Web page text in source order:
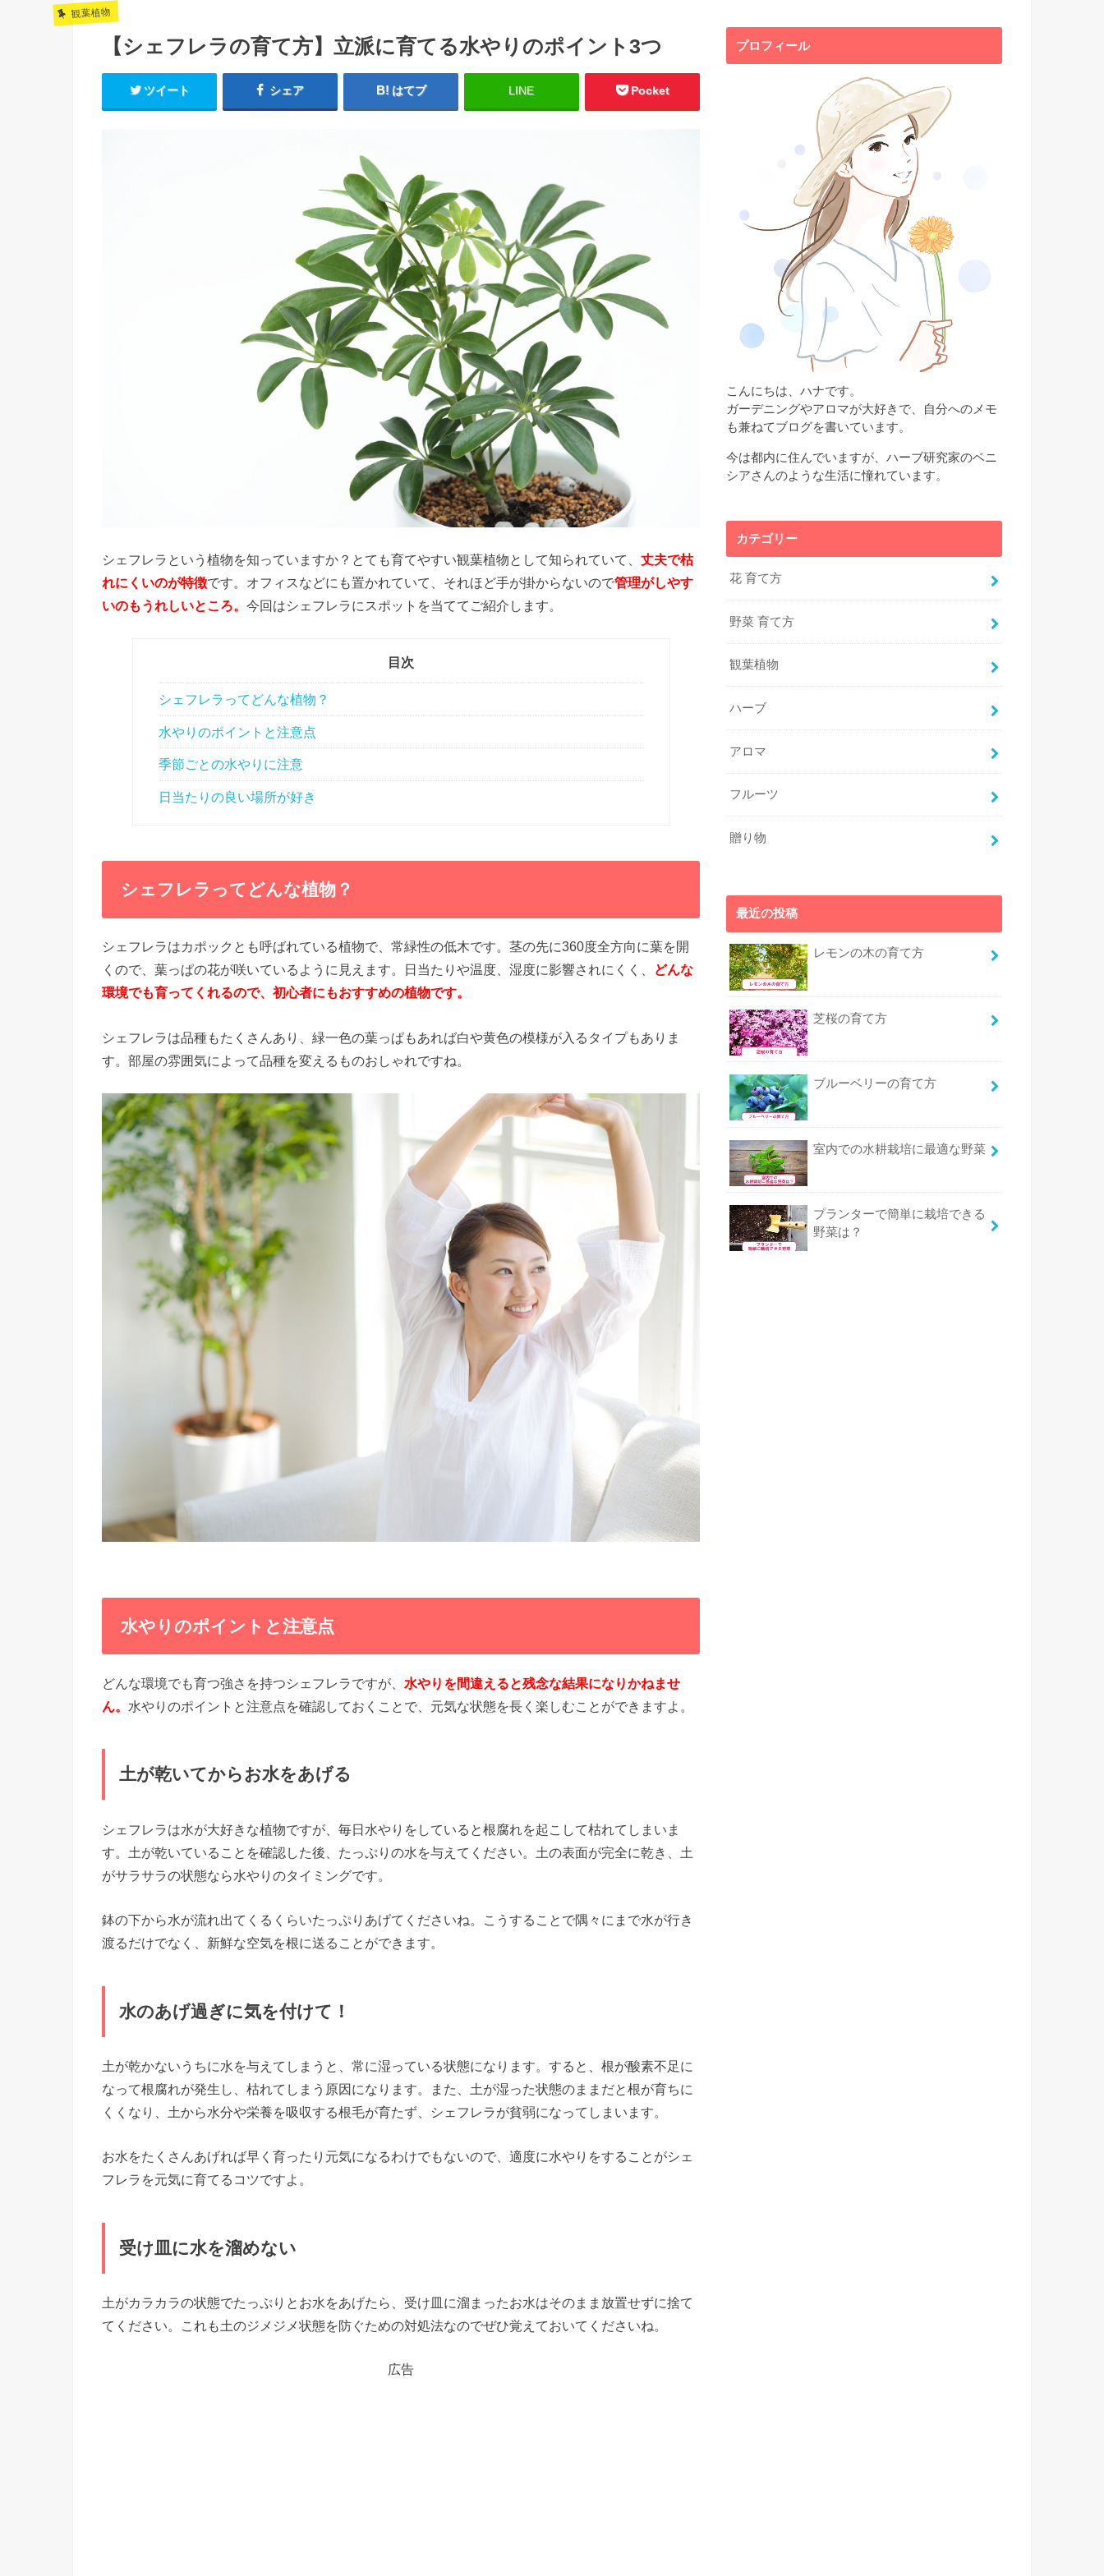
観葉植物
【シェフレラの育て方】立派に育てる水やりのポイント3つ
ツイート シェア はてブ LINE Pocket
シェフレラという植物を知っていますか？とても育てやすい観葉植物として知られていて、 丈夫で枯
れにくいのが特徴です。オフィスなどにも置かれていて、それほど手が掛からないので管理がしやす
いのもうれしいところ。 今回はシェフレラにスポットを当ててご紹介します。
目次
シェフレラってどんな植物？
水やりのポイントと注意点
季節ごとの水やりに注意
日当たりの良い場所が好き
シェフレラってどんな植物？
シェフレラはカポックとも呼ばれている植物で、常緑性の低木です。茎の先に360度全方向に葉を開
くので、葉っぱの花が咲いているように見えます。日当たりや温度、湿度に影響されにくく、
どんな
環境でも育ってくれるので、初心者にもおすすめの植物です。
シェフレラは品種もたくさんあり、緑一色の葉っぱもあれば白や黄色の模様が入るタイプもありま
す。部屋の雰囲気によって品種を変えるものおしゃれですね。
水やりのポイントと注意点
どんな環境でも育つ強さを持つシェフレラですが、 水やりを間違えると残念な結果になりかねませ
ん。 水やりのポイントと注意点を確認しておくことで、元気な状態を長く楽しむことができますよ。
土が乾いてからお水をあげる
シェフレラは水が大好きな植物ですが、毎日水やりをしていると根腐れを起こして枯れてしまいま
す。土が乾いていることを確認した後、たっぷりの水を与えてください。土の表面が完全に乾き、土
がサラサラの状態なら水やりのタイミングです。
鉢の下から水が流れ出てくるくらいたっぷりあげてくださいね。こうすることで隅々にまで水が行き
渡るだけでなく、新鮮な空気を根に送ることができます。
水のあげ過ぎに気を付けて！
土が乾かないうちに水を与えてしまうと、常に湿っている状態になります。すると、根が酸素不足に
なって根腐れが発生し、枯れてしまう原因になります。また、土が湿った状態のままだと根が育ちに
くくなり、土から水分や栄養を吸収する根毛が育たず、シェフレラが貧弱になってしまいます。
お水をたくさんあげれば早く育ったり元気になるわけでもないので、適度に水やりをすることがシェ
フレラを元気に育てるコツですよ。
受け皿に水を溜めない
土がカラカラの状態でたっぷりとお水をあげたら、受け皿に溜まったお水はそのまま放置せずに捨て
てください。これも土のジメジメ状態を防ぐための対処法なのでぜひ覚えておいてくださいね。
広告
プロフィール
こんにちは、ハナです。
ガーデニングやアロマが大好きで、自分へのメモ
も兼ねてブログを書いています。
今は都内に住んでいますが、ハーブ研究家のベニ
シアさんのような生活に憧れています。
カテゴリー
花 育て方
野菜 育て方
観葉植物
ハーブ
アロマ
フルーツ
贈り物
最近の投稿
レモンの木の育て方
芝桜の育て方
ブルーベリーの育て方
室内での水耕栽培に最適な野菜
プランターで簡単に栽培できる
野菜は？